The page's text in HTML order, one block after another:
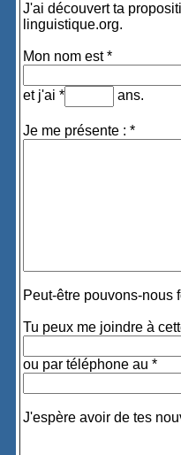
J'ai découvert ta
linguistique.org.
Mon nom est *
et j'ai * ans.
Je me présente : *
Peut-être pouvons-nous
Tu peux me joindre à
ou par téléphone au *
J'espère avoir de tes